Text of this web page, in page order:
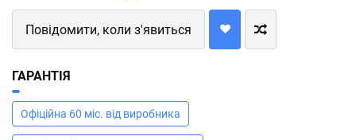
Повідомити, коли з'явиться
ГАРАНТІЯ
Офіційна 60 міс. від виробника